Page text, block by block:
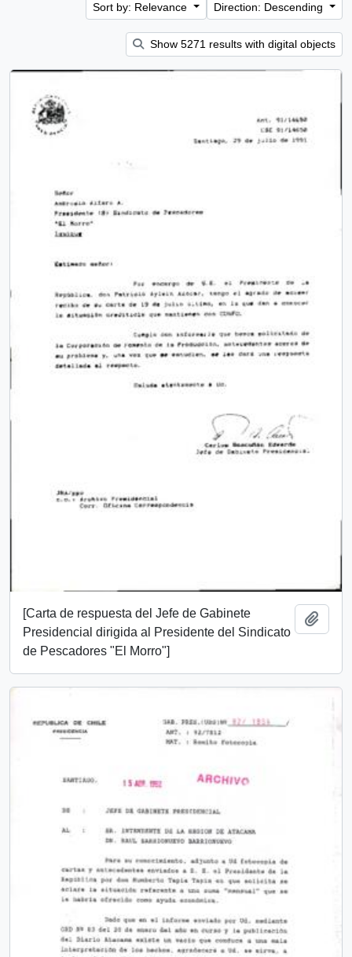
Sort by: Relevance
Direction: Descending
Show 5271 results with digital objects
[Carta de respuesta del Jefe de Gabinete
Presidencial dirigida al Presidente del Sindicato
de Pescadores "El Morro"]